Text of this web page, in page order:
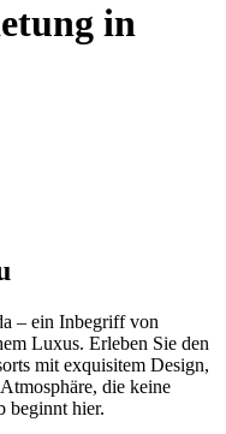
in
– ein Inbegriff von
Luxus. Erleben Sie den
mit exquisitem Design,
die keine
beginnt hier.